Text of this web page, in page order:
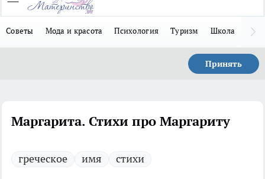
Советы Мода и красота Психология Туризм Школа
Принять
Маргарита. Стихи про Маргариту
греческое имя стихи